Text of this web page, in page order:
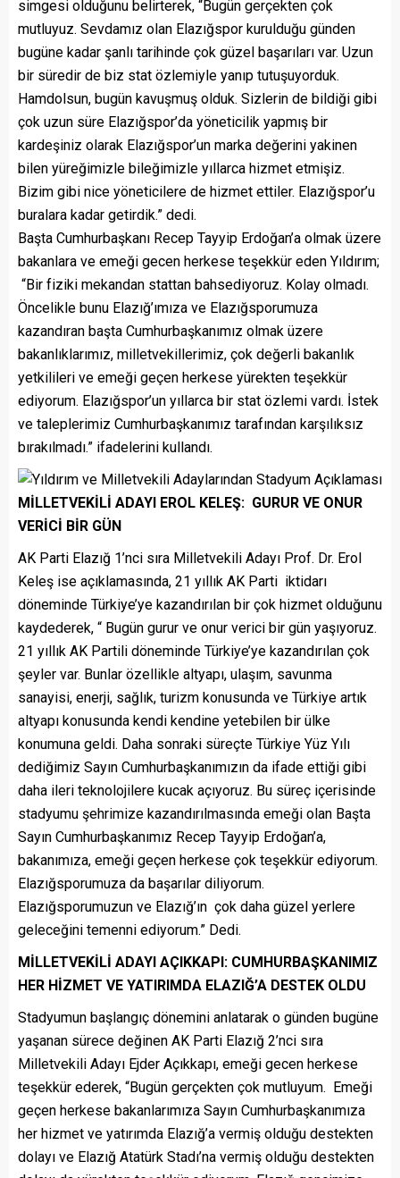
simgesi olduğunu belirterek, “Bugün gerçekten çok
mutluyuz. Sevdamız olan Elazığspor kurulduğu günden
bugüne kadar şanlı tarihinde çok güzel başarıları var. Uzun
bir süredir de biz stat özlemiyle yanıp tutuşuyorduk.
Hamdolsun, bugün kavuşmuş olduk. Sizlerin de bildiği gibi
çok uzun süre Elazığspor’da yöneticilik yapmış bir
kardeşiniz olarak Elazığspor’un marka değerini yakinen
bilen yüreğimizle bileğimizle yıllarca hizmet etmişiz.
Bizim gibi nice yöneticilere de hizmet ettiler. Elazığspor’u
buralara kadar getirdik.” dedi.
Başta Cumhurbaşkanı Recep Tayyip Erdoğan’a olmak üzere
bakanlara ve emeği gecen herkese teşekkür eden Yıldırım;
“Bir fiziki mekandan stattan bahsediyoruz. Kolay olmadı.
Öncelikle bunu Elazığ’ımıza ve Elazığsporumuza
kazandıran başta Cumhurbaşkanımız olmak üzere
bakanlıklarımız, milletvekillerimiz, çok değerli bakanlık
yetkilileri ve emeği geçen herkese yürekten teşekkür
ediyorum. Elazığspor’un yıllarca bir stat özlemi vardı. İstek
ve taleplerimiz Cumhurbaşkanımız tarafından karşılıksız
bırakılmadı.” ifadelerini kullandı.
MİLLETVEKİLİ ADAYI EROL KELEŞ: GURUR VE ONUR
VERİCİ BİR GÜN
AK Parti Elazığ 1’nci sıra Milletvekili Adayı Prof. Dr. Erol
Keleş ise açıklamasında, 21 yıllık AK Parti iktidarı
döneminde Türkiye’ye kazandırılan bir çok hizmet olduğunu
kaydederek, “ Bugün gurur ve onur verici bir gün yaşıyoruz.
21 yıllık AK Partili döneminde Türkiye’ye kazandırılan çok
şeyler var. Bunlar özellikle altyapı, ulaşım, savunma
sanayisi, enerji, sağlık, turizm konusunda ve Türkiye artık
altyapı konusunda kendi kendine yetebilen bir ülke
konumuna geldi. Daha sonraki süreçte Türkiye Yüz Yılı
dediğimiz Sayın Cumhurbaşkanımızın da ifade ettiği gibi
daha ileri teknolojilere kucak açıyoruz. Bu süreç içerisinde
stadyumu şehrimize kazandırılmasında emeği olan Başta
Sayın Cumhurbaşkanımız Recep Tayyip Erdoğan’a,
bakanımıza, emeği geçen herkese çok teşekkür ediyorum.
Elazığsporumuza da başarılar diliyorum.
Elazığsporumuzun ve Elazığ’ın çok daha güzel yerlere
geleceğini temenni ediyorum.” Dedi.
MİLLETVEKİLİ ADAYI AÇIKKAPI: CUMHURBAŞKANIMIZ
HER HİZMET VE YATIRIMDA ELAZIĞ’A DESTEK OLDU
Stadyumun başlangıç dönemini anlatarak o günden bugüne
yaşanan sürece değinen AK Parti Elazığ 2’nci sıra
Milletvekili Adayı Ejder Açıkkapı, emeği gecen herkese
teşekkür ederek, “Bugün gerçekten çok mutluyum. Emeği
geçen herkese bakanlarımıza Sayın Cumhurbaşkanımıza
her hizmet ve yatırımda Elazığ’a vermiş olduğu destekten
dolayı ve Elazığ Atatürk Stadı’na vermiş olduğu destekten